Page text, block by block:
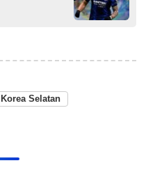
Korea Selatan